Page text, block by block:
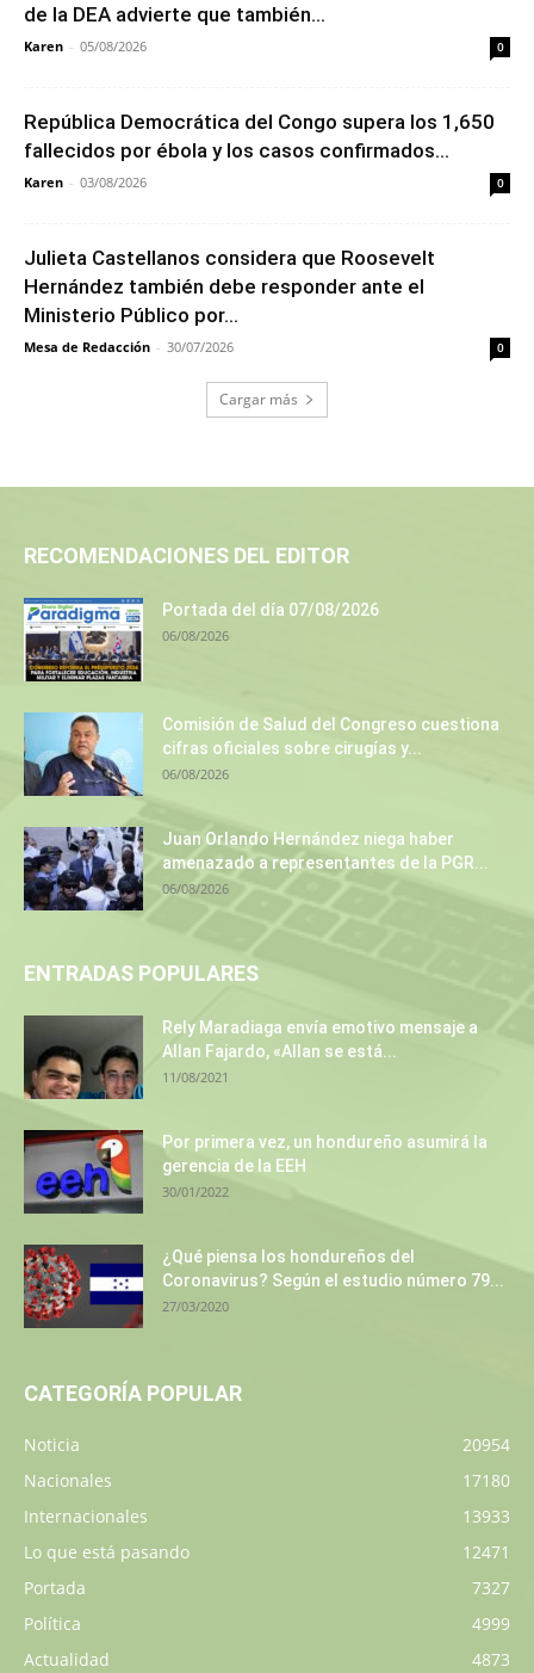
de la DEA advierte que también...
Karen - 05/08/2026 0
República Democrática del Congo supera los 1,650
fallecidos por ébola y los casos confirmados...
Karen - 03/08/2026 0
Julieta Castellanos considera que Roosevelt
Hernández también debe responder ante el
Ministerio Público por...
Mesa de Redacción - 30/07/2026 0
Cargar más
RECOMENDACIONES DEL EDITOR
Portada del día 07/08/2026
06/08/2026
Comisión de Salud del Congreso cuestiona
cifras oficiales sobre cirugías y...
06/08/2026
Juan Orlando Hernández niega haber
amenazado a representantes de la PGR...
06/08/2026
ENTRADAS POPULARES
Rely Maradiaga envía emotivo mensaje a
Allan Fajardo, «Allan se está...
11/08/2021
Por primera vez, un hondureño asumirá la
gerencia de la EEH
30/01/2022
¿Qué piensa los hondureños del
Coronavirus? Según el estudio número 79...
27/03/2020
CATEGORÍA POPULAR
Noticia
20954
Nacionales
17180
Internacionales
13933
Lo que está pasando
12471
Portada
7327
Política
4999
Actualidad
4873